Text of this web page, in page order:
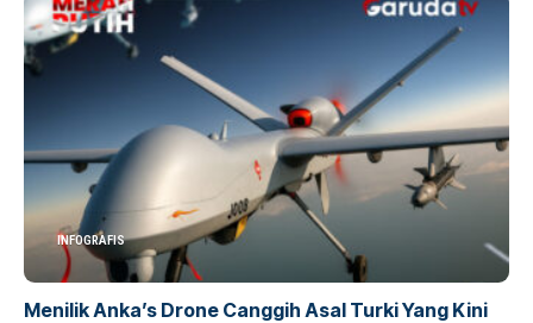
INFOGRAFIS
Menilik Anka’s Drone Canggih Asal Turki Yang Kini